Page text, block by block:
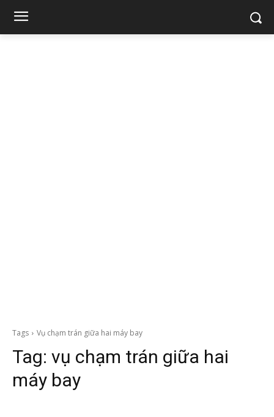
Tags Vụ chạm trán giữa hai máy bay
Tag: vụ chạm trán giữa hai
máy bay